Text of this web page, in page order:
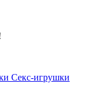
Секс-игрушки